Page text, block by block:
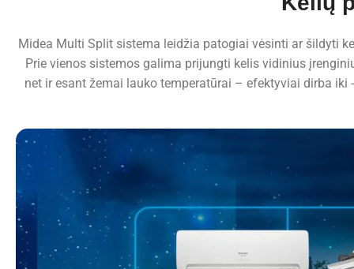
Midea Multi Split sistema leidžia patogiai vėsinti ar šildyti
Prie vienos sistemos galima prijungti kelis vidinius
net ir esant žemai lauko temperatūrai – efektyviai dirba